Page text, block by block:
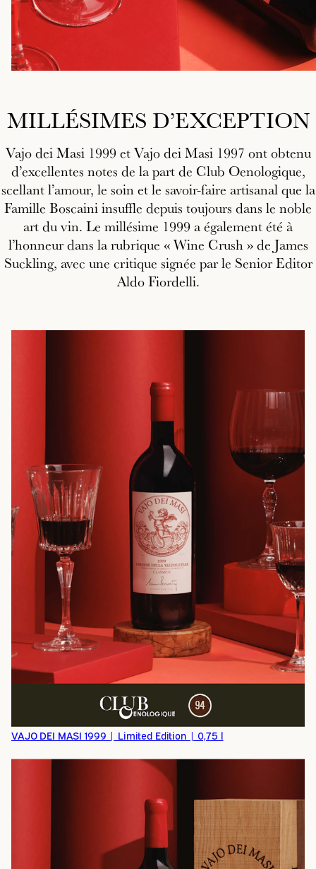
MILLÉSIMES D’EXCEPTION
Vajo dei Masi 1999 et Vajo dei Masi 1997 ont obtenu
d’excellentes notes de la part de Club Oenologique,
scellant l’amour, le soin et le savoir-faire artisanal que la
Famille Boscaini insuffle depuis toujours dans le noble
art du vin. Le millésime 1999 a également été à
l’honneur dans la rubrique « Wine Crush » de James
Suckling, avec une critique signée par le Senior Editor
Aldo Fiordelli.
VAJO DEI MASI 1999 | Limited Edition | 0,75 l